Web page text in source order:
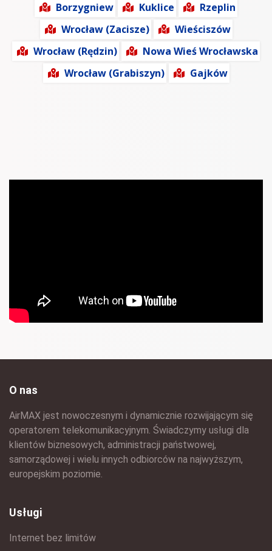
Borzygniew
Kuklice
Rzeplin
Wrocław (Zacisze)
Wieściszów
Wrocław (Rędzin)
Nowa Wieś Wrocławska
Wrocław (Grabiszyn)
Gajków
O nas
AirMAX jest nowoczesnym i dynamicznie rozwijającym się
operatorem telekomunikacyjnym. Świadczymy usługi dla
klientów biznesowych, administracji państwowej,
samorządowej i wielu innych odbiorców na najwyższym,
europejskim poziomie.
Usługi
Internet bez limitów